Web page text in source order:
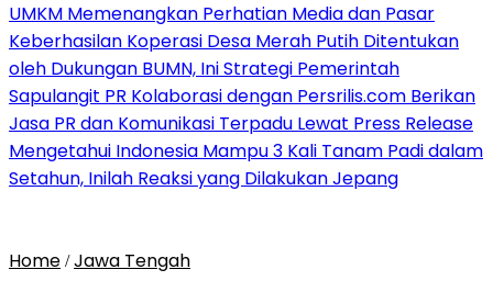
UMKM Memenangkan Perhatian Media dan Pasar
Keberhasilan Koperasi Desa Merah Putih Ditentukan
oleh Dukungan BUMN, Ini Strategi Pemerintah
Sapulangit PR Kolaborasi dengan Persrilis.com Berikan
Jasa PR dan Komunikasi Terpadu Lewat Press Release
Mengetahui Indonesia Mampu 3 Kali Tanam Padi dalam
Setahun, Inilah Reaksi yang Dilakukan Jepang
Home /Jawa Tengah